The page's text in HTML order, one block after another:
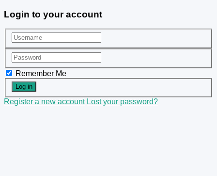
Login to your account
Remember Me
Register a new account Lost your password?